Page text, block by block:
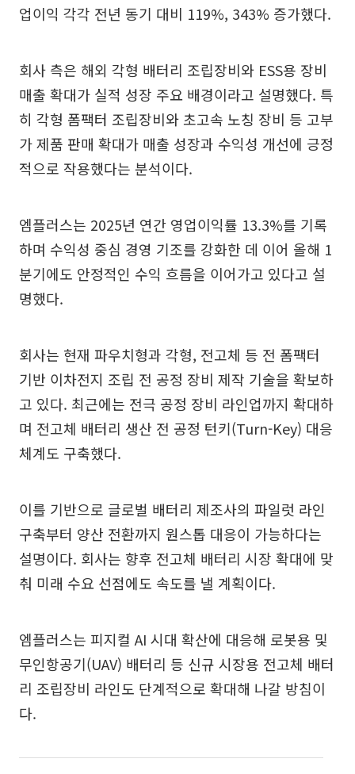
업이익 각각 전년 동기 대비 119%, 343% 증가했다.
회사 측은 해외 각형 배터리 조립장비와 ESS용 장비
매출 확대가 실적 성장 주요 배경이라고 설명했다. 특
히 각형 폼팩터 조립장비와 초고속 노칭 장비 등 고부
가 제품 판매 확대가 매출 성장과 수익성 개선에 긍정
적으로 작용했다는 분석이다.
엠플러스는 2025년 연간 영업이익률 13.3%를 기록
하며 수익성 중심 경영 기조를 강화한 데 이어 올해 1
분기에도 안정적인 수익 흐름을 이어가고 있다고 설
명했다.
회사는 현재 파우치형과 각형, 전고체 등 전 폼팩터
기반 이차전지 조립 전 공정 장비 제작 기술을 확보하
고 있다. 최근에는 전극 공정 장비 라인업까지 확대하
며 전고체 배터리 생산 전 공정 턴키(Turn-Key) 대응
체계도 구축했다.
이를 기반으로 글로벌 배터리 제조사의 파일럿 라인
구축부터 양산 전환까지 원스톱 대응이 가능하다는
설명이다. 회사는 향후 전고체 배터리 시장 확대에 맞
춰 미래 수요 선점에도 속도를 낼 계획이다.
엠플러스는 피지컬 AI 시대 확산에 대응해 로봇용 및
무인항공기(UAV) 배터리 등 신규 시장용 전고체 배터
리 조립장비 라인도 단계적으로 확대해 나갈 방침이
다.